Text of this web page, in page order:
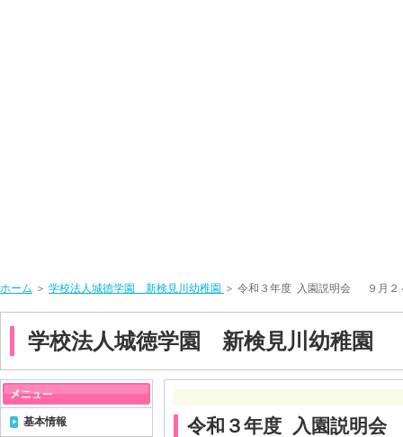
ホーム ＞ 学校法人城徳学園 新検見川幼稚園 ＞ 令和３年度 入園説明会 ９月２
学校法人城徳学園 新検見川幼稚園
令和３年度 入園説明
基本情報